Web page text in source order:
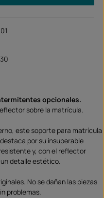
opcionales.
sobre la matrícula.
este soporte para matrícula
por su insuperable
y, con el reflector
detalle estético.
No se dañan las piezas
problemas.